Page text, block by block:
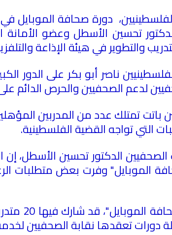
، دورة صحافة الموبايل في
تحسين الأسطل وعضو
والتطوير في هيئة الإذاعة
ناصر أبو بكر على الدور
لدعم الصحفيين والحرص الدائم
باتت تمتلك عدد من المدربين
التي تواجه القضية الفلسطينية.
الدكتور تحسين الأسطل، إن
الموبايل" وفرت بعض متطلبات
تعقدها نقابة الصحفيين